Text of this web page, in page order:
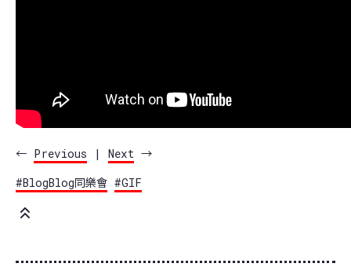
← Previous | Next →
#BlogBlog同樂會 #GIF